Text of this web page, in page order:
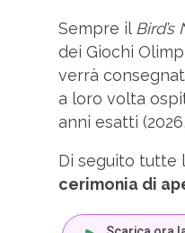
Sempre il Bird’s
dei Giochi
verrà
a loro volta
anni esatti
Di seguito tutte
cerimonia di